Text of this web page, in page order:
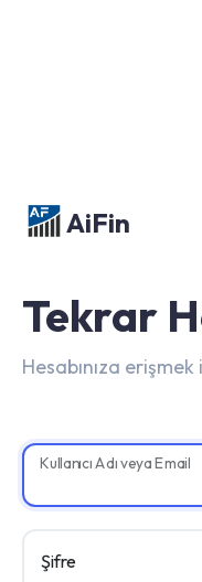
AiFin
Tekrar
Hesabınıza
Kullanıcı Adı veya Email
Şifre